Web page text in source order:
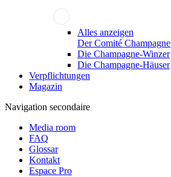
Alles anzeigen
Der Comité Champagne
Die Champagne-Winzer
Die Champagne-Häuser
Verpflichtungen
Magazin
Navigation secondaire
Media room
FAQ
Glossar
Kontakt
Espace Pro